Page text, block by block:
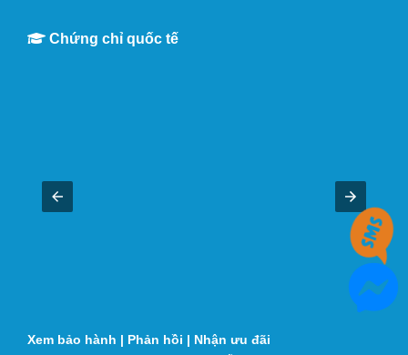
Chứng chỉ quốc tế
Xem bảo hành | Phản hồi | Nhận ưu đãi